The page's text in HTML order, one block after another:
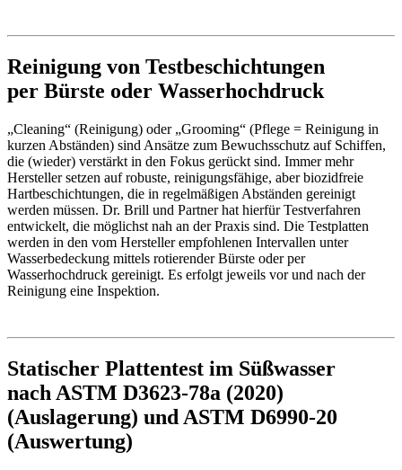
Reinigung von Testbeschichtungen
per Bürste oder Wasserhochdruck
„Cleaning“ (Reinigung) oder „Grooming“ (Pflege = Reinigung in
kurzen Abständen) sind Ansätze zum Bewuchsschutz auf Schiffen,
die (wieder) verstärkt in den Fokus gerückt sind. Immer mehr
Hersteller setzen auf robuste, reinigungsfähige, aber biozidfreie
Hartbeschichtungen, die in regelmäßigen Abständen gereinigt
werden müssen. Dr. Brill und Partner hat hierfür Testverfahren
entwickelt, die möglichst nah an der Praxis sind. Die Testplatten
werden in den vom Hersteller empfohlenen Intervallen unter
Wasserbedeckung mittels rotierender Bürste oder per
Wasserhochdruck gereinigt. Es erfolgt jeweils vor und nach der
Reinigung eine Inspektion.
Statischer Plattentest im Süßwasser
nach ASTM D3623-78a (2020)
(Auslagerung) und ASTM D6990-20
(Auswertung)